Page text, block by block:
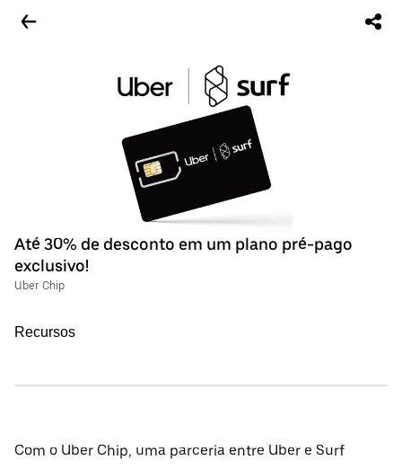
Até 30% de desconto em um plano pré-pago
exclusivo!
Uber Chip
Recursos
Com o Uber Chip, uma parceria entre Uber e Surf